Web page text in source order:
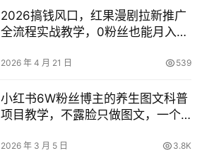
2026搞钱风口，红果漫剧拉新推广
全流程实战教学，0粉丝也能月入过
2026 年 4 月 21 日 539
小红书6W粉丝博主的养生图文科普
项目教学，不露脸只做图文，一个
2026 年 3 月 5 日 3.8K